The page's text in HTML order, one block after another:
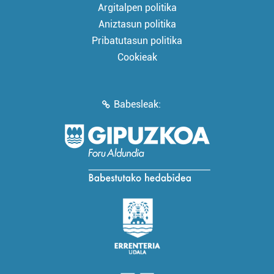
Argitalpen politika
Aniztasun politika
Pribatutasun politika
Cookieak
Babesleak: